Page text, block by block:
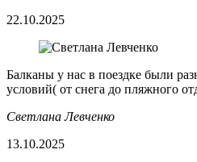
22.10.2025
Балканы у нас в поездке были
условий( от снега до пляжного
Светлана Левченко
13.10.2025